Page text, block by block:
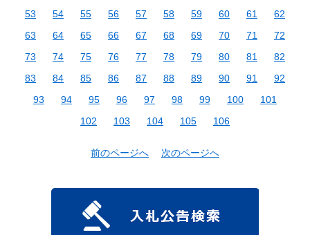
53
54 55 56 57 58 59 60 61
62
63
64 65 66 67 68 69 70 71
72
73
74 75 76 77 78 79 80 81
82
83
84 85 86 87 88 89 90 91
92
93
94 95 96 97 98 99 100
101
102
103 104 105 106
前のページへ 次のページへ